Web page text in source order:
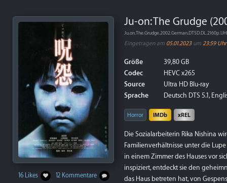
16 Likes 12 Kommentare
Ju-on: The Grudge
Eingetragen am 05.01.2023um 23:59 Uhr
Größe
39,80 GB
Codec
HEVC x265
Source
Ultra HD Blu-ray
Sprache
Deutsch DTS 5.1,
Horror IMDb xREL
Die Sozialarbeiterin Rika Nishina
Familienverhältnisse unter die
in einem Zimmer des Hauses vor
inspiziert, entdeckt sie den
das Haus betreten hat, von